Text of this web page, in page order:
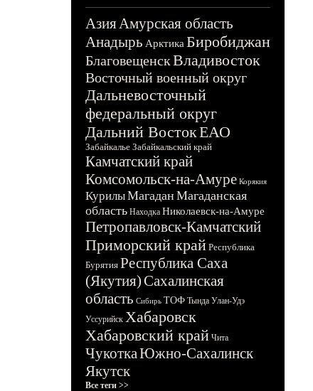
АзияАмурская область
Анадырь Арктика Биробиджан
БлаговещенскВладивосток
Восточный военный округ
Дальневосточный
федеральный округ
Дальний ВостокЕАО
Забайкалье Забайкальский край
Камчатский край
Комсомольск-на-Амуре Корякия
КурилыМагадан Магаданская
область Находка Николаевск-на-Амуре
Петропавловск-Камчатский
Приморский край Республика
Бурятия Республика Саха
(Якутия)Сахалинская
область Сибирь ТОФ Тында Улан-Удэ
Уссурийск Хабаровск
Хабаровский край Чита
ЧукоткаЮжно-Сахалинск
Якутск
Все теги >>